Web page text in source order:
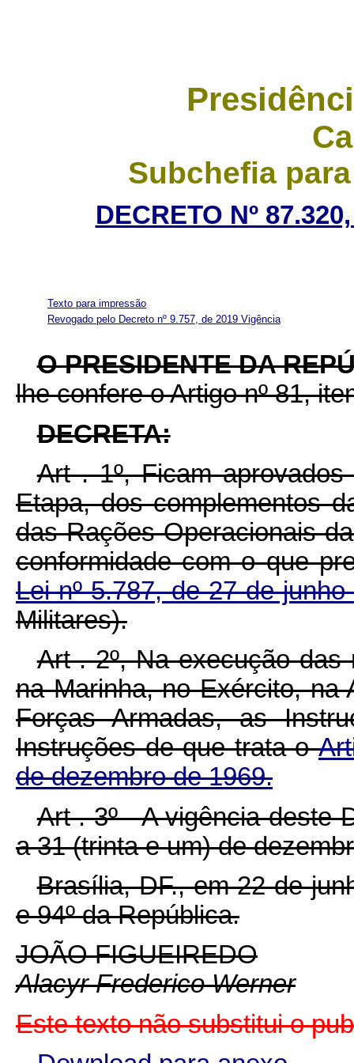
Subchefia
DECRETO Nº
Texto para impressão
Revogado pelo Decreto nº 9.757, de 2019 Vigência
O PRESIDENTE DA
lhe confere o Artigo nº 81,
DECRETA:
Art . 1º, Ficam
Etapa, dos complementos
das Rações Operacionais
conformidade com o que
Lei nº 5.787, de 27 de
Militares).
Art . 2º, Na execução das
na Marinha, no Exército, na
Forças Armadas, as
Instruções de que trata o
de dezembro de 1969.
Art . 3º - A vigência deste
a 31 (trinta e um) de
Brasília, DF., em 22 de
e 94º da República.
JOÃO FIGUEIREDO
Alacyr Frederico Werner
Este texto não substitui o